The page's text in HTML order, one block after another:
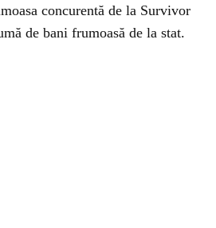
concurentă de la Survivor
de bani frumoasă de la stat.